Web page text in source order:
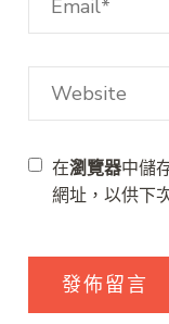
在瀏覽器中儲
網址，以供下